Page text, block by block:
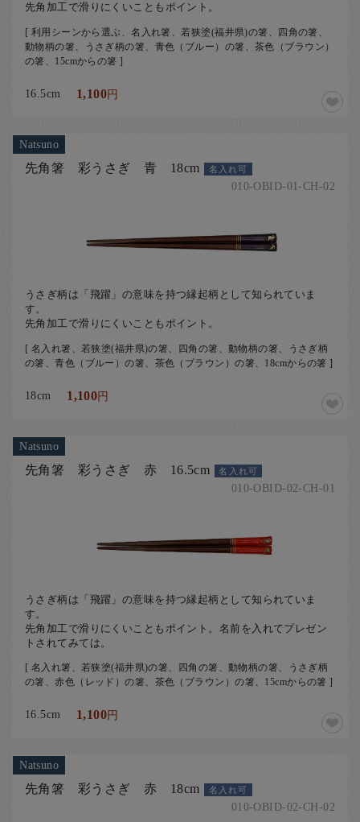
先角加工で滑りにくいこともポイント。
[ 利用シーンから選ぶ、名入れ箸、若狭塗(福井県)の箸、四角の箸、
動物柄の箸、うさぎ柄の箸、青色（ブルー）の箸、茶色（ブラウン）
の箸、15cmからの箸 ]
16.5cm 1,100円
Natsuno
先角箸 彩うさぎ 青 18cm 名入れ可
010-OBID-01-CH-02
うさぎ柄は「飛躍」の意味を持つ縁起柄として知られていま
す。
先角加工で滑りにくいこともポイント。
[ 名入れ箸、若狭塗(福井県)の箸、四角の箸、動物柄の箸、うさぎ柄
の箸、青色（ブルー）の箸、茶色（ブラウン）の箸、18cmからの箸 ]
18cm 1,100円
Natsuno
先角箸 彩うさぎ 赤 16.5cm 名入れ可
010-OBID-02-CH-01
うさぎ柄は「飛躍」の意味を持つ縁起柄として知られていま
す。
先角加工で滑りにくいこともポイント。名前を入れてプレゼン
トされてみては。
[ 名入れ箸、若狭塗(福井県)の箸、四角の箸、動物柄の箸、うさぎ柄
の箸、赤色（レッド）の箸、茶色（ブラウン）の箸、15cmからの箸 ]
16.5cm 1,100円
Natsuno
先角箸 彩うさぎ 赤 18cm 名入れ可
010-OBID-02-CH-02